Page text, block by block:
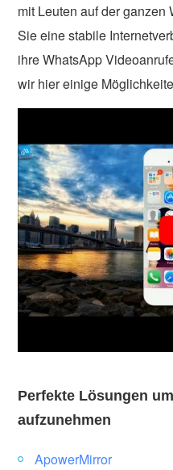
mit Leuten auf der
Sie eine stabile
ihre WhatsApp
wir hier einige
Perfekte Lösungen
aufzunehmen
ApowerMirror